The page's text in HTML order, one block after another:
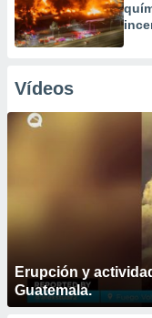
Vídeos
Erupción y
Guatemala.